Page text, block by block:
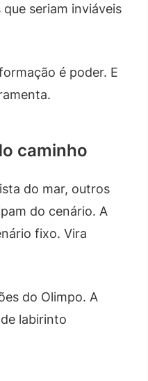
seriam inviáveis
é poder. E
caminho
do mar, outros
do cenário. A
fixo. Vira
do Olimpo. A
labirinto